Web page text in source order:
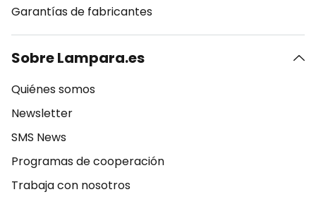
Garantías de fabricantes
Sobre Lampara.es
Quiénes somos
Newsletter
SMS News
Programas de cooperación
Trabaja con nosotros